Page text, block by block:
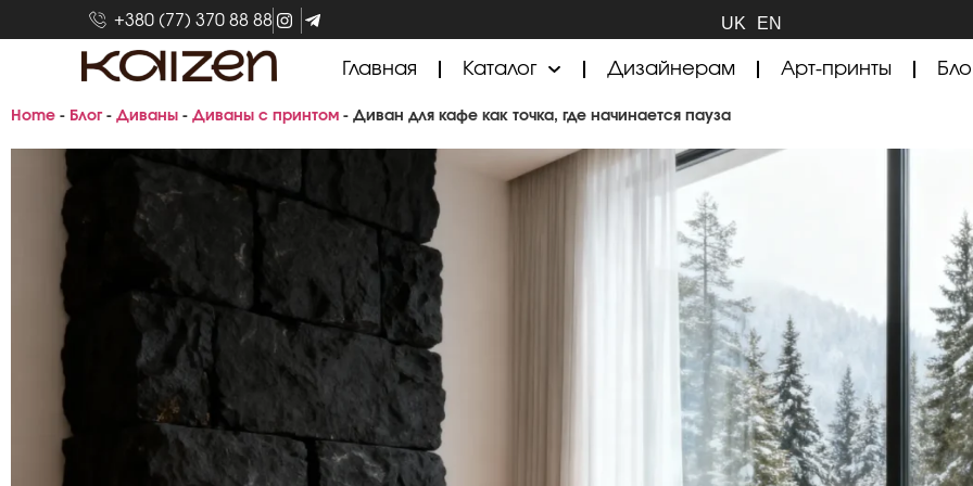
+380 (77) 370 88 88 UK EN
Главная Каталог Дизайнерам Арт-принты
Home - Блог- Диваны - Диваны с принтом - Диван для кафе как точка, где начинается пауза